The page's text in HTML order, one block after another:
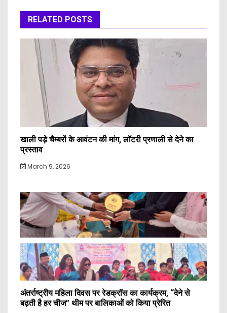
RELATED POSTS
खाली पड़े चैम्बरों के आवंटन की मांग, लॉटरी प्रणाली से देने का
प्रस्ताव
March 9, 2026
अंतर्राष्ट्रीय महिला दिवस पर रेडक्रॉस का कार्यक्रम, “देने से
बढ़ती है हर चीज” थीम पर बालिकाओं को किया प्रेरित